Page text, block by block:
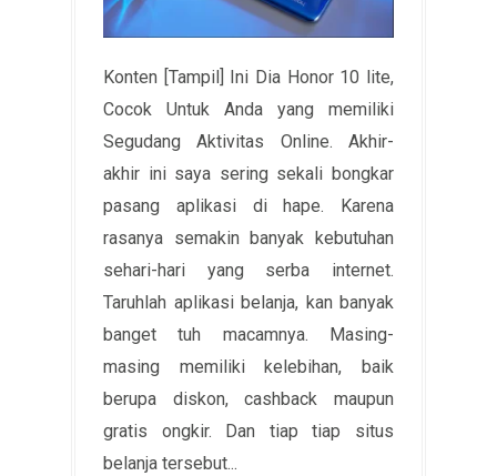
Konten [Tampil] Ini Dia Honor 10 lite,
Cocok Untuk Anda yang memiliki
Segudang Aktivitas Online. Akhir-
akhir ini saya sering sekali bongkar
pasang aplikasi di hape. Karena
rasanya semakin banyak kebutuhan
sehari-hari yang serba internet.
Taruhlah aplikasi belanja, kan banyak
banget tuh macamnya. Masing-
masing memiliki kelebihan, baik
berupa diskon, cashback maupun
gratis ongkir. Dan tiap tiap situs
belanja tersebut...